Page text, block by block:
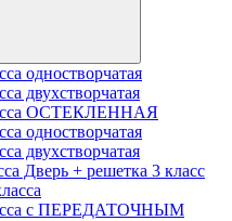
одностворчатая
двухстворчатая
ОСТЕКЛЕННАЯ
одностворчатая
двухстворчатая
Дверь + решетка 3 класс
с ПЕРЕДАТОЧНЫМ